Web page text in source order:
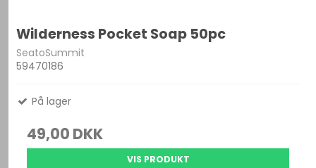
Wilderness Pocket Soap 50pc
SeatoSummit
59470186
På lager
49,00 DKK
VIS PRODUKT